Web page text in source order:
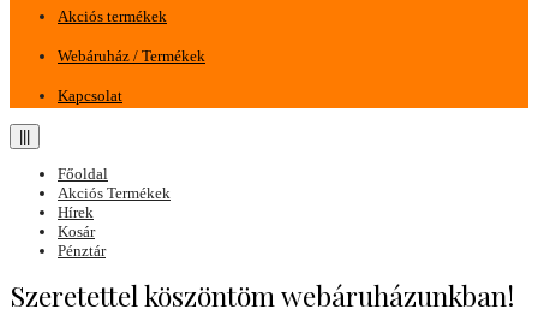
Akciós termékek
Webáruház / Termékek
Kapcsolat
Főoldal
Akciós Termékek
Hírek
Kosár
Pénztár
Szeretettel köszöntöm webáruházunkban!